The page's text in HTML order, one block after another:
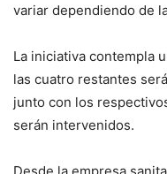
variar dependiendo de
La iniciativa contempla
las cuatro restantes
junto con los
serán intervenidos.